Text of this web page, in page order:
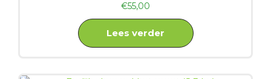
€55,00
Lees verder